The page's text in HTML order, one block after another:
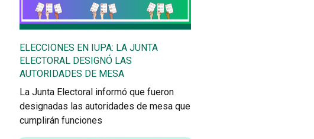
ELECCIONES EN IUPA: LA JUNTA
ELECTORAL DESIGNÓ LAS
AUTORIDADES DE MESA
La Junta Electoral informó que fueron
designadas las autoridades de mesa que
cumplirán funciones